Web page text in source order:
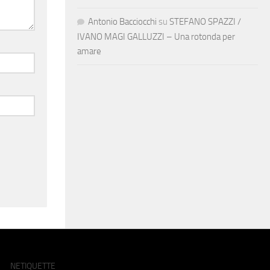
Antonio Bacciocchi su STEFANO SPAZZI /
IVANO MAGI GALLUZZI – Una rotonda per
amare
NETIQUETTE